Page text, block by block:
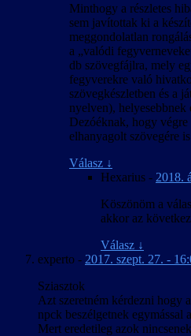
Minthogy a részletes
sem javítottak ki a
meggondolatlan
a „valódi
db szövegfájlra, mely
fegyverekre való
szövegkészletben és a
nyelven),
Dezóéknak, hogy
elhanyagolt szövegére
Válasz ↓
Hexarius - 2018.
Köszönöm a
akkor az
Válasz ↓
experto - 2017. szept. 27. -
Sziasztok
Azt szeretném kérdezni hogy
npck beszélgetnek
Mert eredetileg azok